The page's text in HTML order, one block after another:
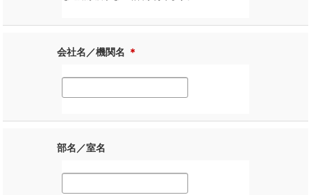
会社名／機関名 ＊
部名／室名